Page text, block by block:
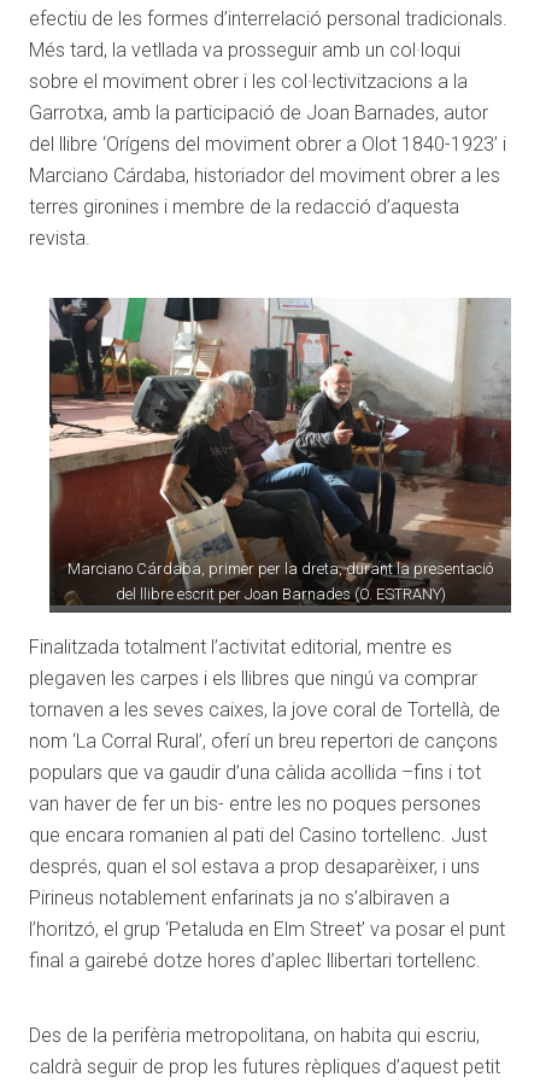
efectiu de les formes d’interrelació personal tradicionals.
Més tard, la vetllada va prosseguir amb un col·loqui
sobre el moviment obrer i les col·lectivitzacions a la
Garrotxa, amb la participació de Joan Barnades, autor
del llibre ‘Orígens del moviment obrer a Olot 1840-1923’ i
Marciano Cárdaba, historiador del moviment obrer a les
terres gironines i membre de la redacció d’aquesta
revista.
Marciano Cárdaba, primer per la dreta, durant la presentació
del llibre escrit per Joan Barnades (O. ESTRANY)
Finalitzada totalment l’activitat editorial, mentre es
plegaven les carpes i els llibres que ningú va comprar
tornaven a les seves caixes, la jove coral de Tortellà, de
nom ‘La Corral Rural’, oferí un breu repertori de cançons
populars que va gaudir d’una càlida acollida –fins i tot
van haver de fer un bis- entre les no poques persones
que encara romanien al pati del Casino tortellenc. Just
després, quan el sol estava a prop desaparèixer, i uns
Pirineus notablement enfarinats ja no s’albiraven a
l’horitzó, el grup ‘Petaluda en Elm Street’ va posar el punt
final a gairebé dotze hores d’aplec llibertari tortellenc.
Des de la perifèria metropolitana, on habita qui escriu,
caldrà seguir de prop les futures rèpliques d’aquest petit